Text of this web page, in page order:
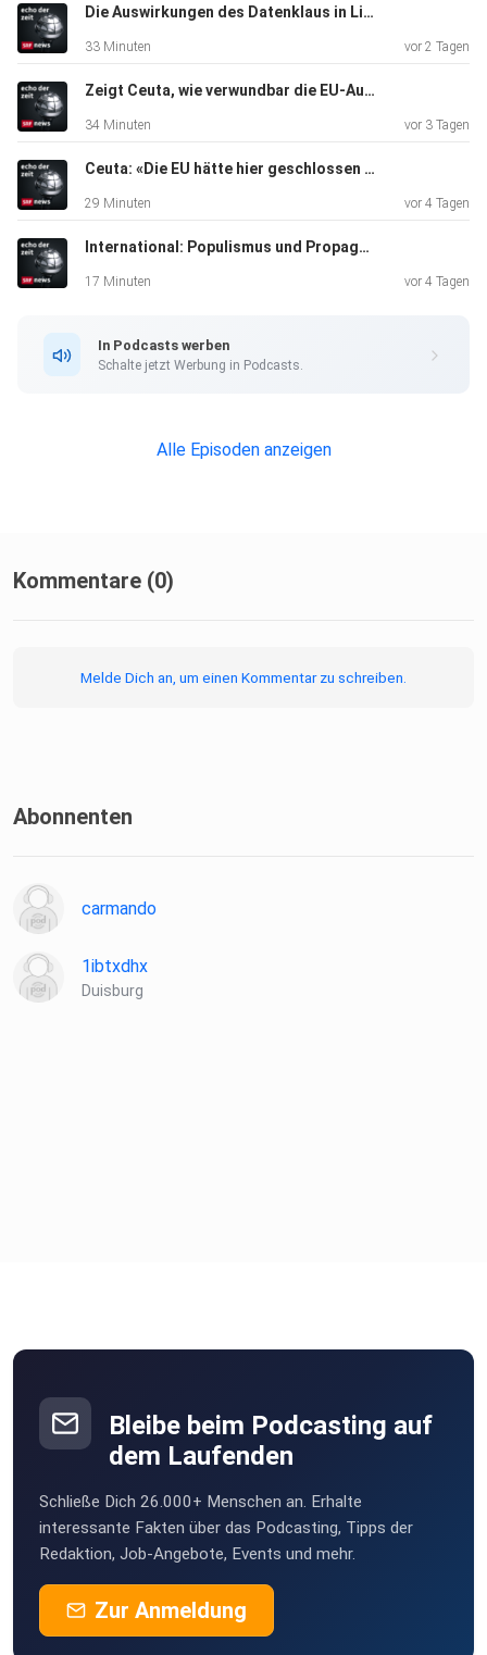
Die Auswirkungen des Datenklaus in Liechtenstein
33 Minuten vor 2 Tagen
Zeigt Ceuta, wie verwundbar die EU-Aussengrenze ist?
34 Minuten vor 3 Tagen
Ceuta: «Die EU hätte hier geschlossen reagieren müssen»
29 Minuten vor 4 Tagen
International: Populismus und Propaganda in Israels Fernsehen
17 Minuten vor 4 Tagen
In Podcasts werben
Schalte jetzt Werbung in Podcasts.
Alle Episoden anzeigen
Kommentare (0)
Melde Dich an, um einen Kommentar zu schreiben.
Abonnenten
carmando
1ibtxdhx
Duisburg
Bleibe beim Podcasting auf
dem Laufenden
Schließe Dich 26.000+ Menschen an. Erhalte
interessante Fakten über das Podcasting, Tipps der
Redaktion, Job-Angebote, Events und mehr.
Zur Anmeldung